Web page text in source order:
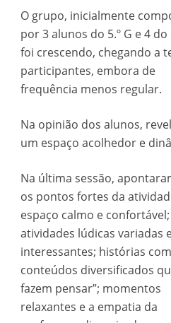
O grupo, inicialmente
por 3 alunos do 5.º G e 4 do
foi crescendo, chegando a
participantes, embora de
frequência menos regular.
Na opinião dos alunos,
um espaço acolhedor e
Na última sessão,
os pontos fortes da
espaço calmo e confortável;
atividades lúdicas variadas
interessantes; histórias com
conteúdos diversificados
fazem pensar”; momentos
relaxantes e a empatia da